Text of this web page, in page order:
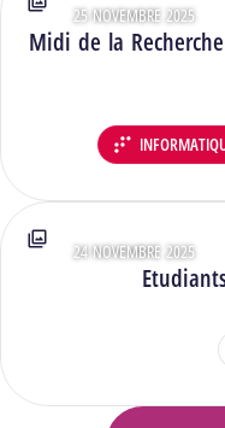
Midi de la
Type : Photos
25 NOVEMBRE 2025
DÉPARTEMENT :
Type : Photos
24 NOVEMBRE 2025